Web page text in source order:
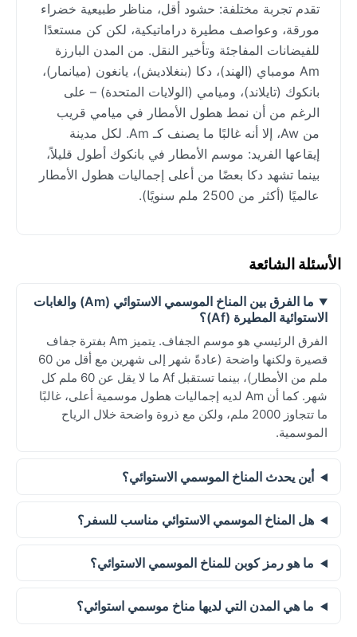
تقدم تجربة مختلفة: حشود أقل، مناظر طبيعية خضراء
مورقة، وعواصف مطيرة دراماتيكية، لكن كن مستعدًا
للفيضانات المفاجئة وتأخير النقل. من المدن البارزة
Am مومباي (الهند)، دكا (بنغلاديش)، يانغون (ميانمار)،
بانكوك (تايلاند)، وميامي (الولايات المتحدة) – على
الرغم من أن نمط هطول الأمطار في ميامي قريب
من Aw، إلا أنه غالبًا ما يصنف كـ Am. لكل مدينة
إيقاعها الفريد: موسم الأمطار في بانكوك أطول قليلاً،
بينما تشهد دكا بعضًا من أعلى إجماليات هطول الأمطار
عالميًا (أكثر من 2500 ملم سنويًا).
الأسئلة الشائعة
ما الفرق بين المناخ الموسمي الاستوائي (Am) والغابات
الاستوائية المطيرة (Af)؟
الفرق الرئيسي هو موسم الجفاف. يتميز Am بفترة جفاف
قصيرة ولكنها واضحة (عادةً شهر إلى شهرين مع أقل من 60
ملم من الأمطار)، بينما تستقبل Af ما لا يقل عن 60 ملم كل
شهر. كما أن Am لديه إجماليات هطول موسمية أعلى، غالبًا
ما تتجاوز 2000 ملم، ولكن مع ذروة واضحة خلال الرياح
الموسمية.
أين يحدث المناخ الموسمي الاستوائي؟
هل المناخ الموسمي الاستوائي مناسب للسفر؟
ما هو رمز كوبن للمناخ الموسمي الاستوائي؟
ما هي المدن التي لديها مناخ موسمي استوائي؟